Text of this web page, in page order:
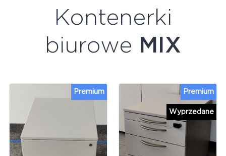
Kontenerki
biurowe MIX
Premium
Wyprzedane
Premium